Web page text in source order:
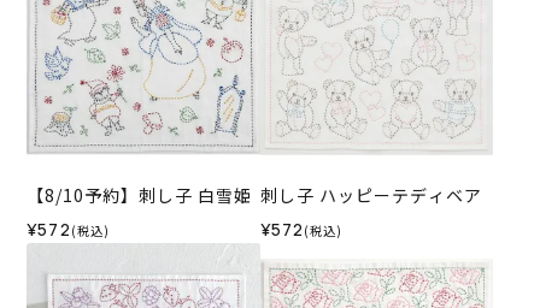
【8/10予約】刺し子 白雪姫
¥572 (税込)
刺し子 ハッピーテディベア
¥572 (税込)